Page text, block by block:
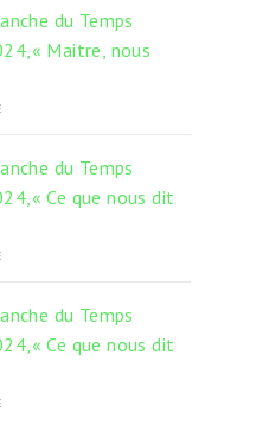
du Temps
Maitre, nous
du Temps
Ce que nous dit
du Temps
Ce que nous dit